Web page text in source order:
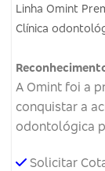
Linha Omint
Clínica
A Omint foi a
conquistar a
odontológica
Solicitar